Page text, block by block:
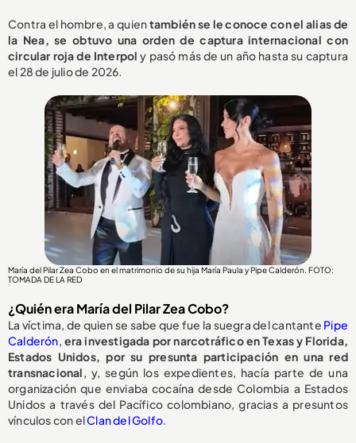
Contra el hombre, a quientambién se le conoce con el alias de
la Nea, se obtuvo una orden de captura internacional con
circular roja de Interpol y pasó más de un año hasta su captura
el 28 de julio de 2026.
María del Pilar Zea Cobo en el matrimonio de su hija María Paula y Pipe Calderón. FOTO:
TOMADA DE LA RED
¿Quién era María del Pilar Zea Cobo?
La víctima, de quien se sabe que fue la suegra del cantante Pipe
Calderón, era investigada por narcotráfico en Texas y Florida,
Estados Unidos, por su presunta participación en una red
transnacional, y, según los expedientes, hacía parte de una
organización que enviaba cocaína desde Colombia a Estados
Unidos a través del Pacífico colombiano, gracias a presuntos
vínculos con elClan del Golfo.